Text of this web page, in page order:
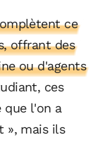
ce
offrant des
ou d'agents
ces
que l'on a
», mais ils